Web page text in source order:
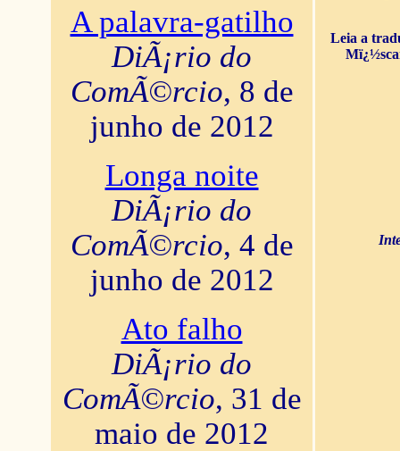
A palavra-gatilho
DiÃ¡rio do
ComÃ©rcio, 8 de
junho de 2012
Longa noite
DiÃ¡rio do
ComÃ©rcio, 4 de
junho de 2012
Ato falho
DiÃ¡rio do
ComÃ©rcio, 31 de
maio de 2012
Leia a